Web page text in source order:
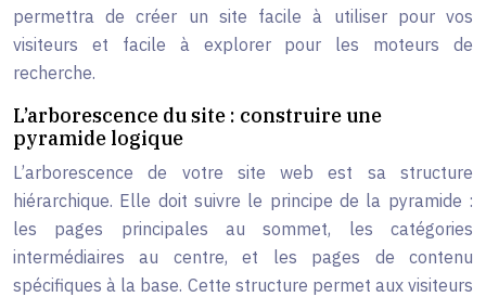
permettra de créer un site facile à utiliser pour vos
visiteurs et facile à explorer pour les moteurs de
recherche.
L’arborescence du site : construire une
pyramide logique
L’arborescence de votre site web est sa structure
hiérarchique. Elle doit suivre le principe de la pyramide :
les pages principales au sommet, les catégories
intermédiaires au centre, et les pages de contenu
spécifiques à la base. Cette structure permet aux visiteurs